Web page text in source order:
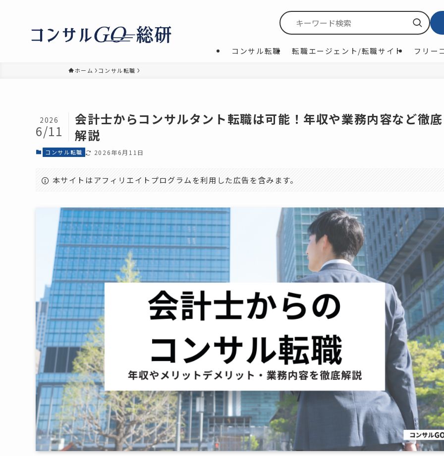
コンサル転職 転職エージェント/転職サイト フリー
ホーム コンサル転職
会計士からコンサルタント転職は可能！年収や業務内容など徹底
解説
2026
6/11
コンサル転職 2026年6月11日
本サイトはアフィリエイトプログラムを利用した広告を含みます。